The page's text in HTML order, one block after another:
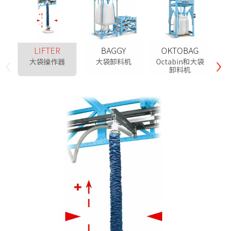
LIFTER
大袋操作器
BAGGY
大袋卸料机
OKTOBAG
Octabin和大袋
卸料机
›